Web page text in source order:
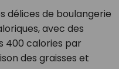
délices de boulangerie
avec des
400 calories par
des graisses et